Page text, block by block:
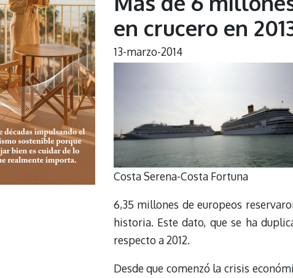
en crucero en
13-marzo-2014
Costa Serena-Costa Fortuna
6,35 millones de europeos
historia. Este dato, que se ha
respecto a 2012.
Desde que comenzó la crisis